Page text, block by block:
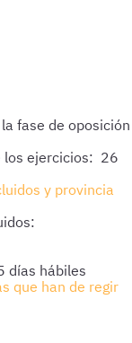
fase de oposición
los ejercicios: 26
y provincia
días hábiles
que han de regir